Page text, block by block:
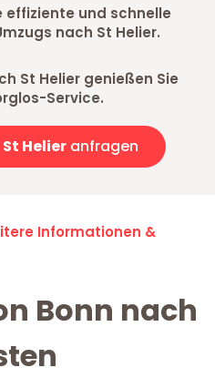
effiziente und schnelle
nach St Helier.
St Helier genießen Sie
Service.
Helieranfragen
Informationen &
Bonn nach